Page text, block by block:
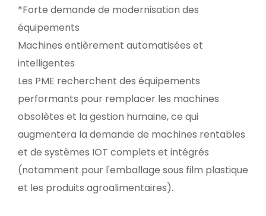
*Forte demande de modernisation des
équipements
Machines entièrement automatisées et
intelligentes
Les PME recherchent des équipements
performants pour remplacer les machines
obsolètes et la gestion humaine, ce qui
augmentera la demande de machines rentables
et de systèmes IOT complets et intégrés
(notamment pour l'emballage sous film plastique
et les produits agroalimentaires).